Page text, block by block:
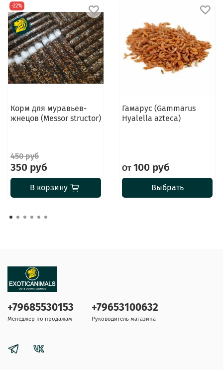
-22%
Корм для муравьев-
жнецов (Messor structor)
450 руб
350 руб
В корзину
Гамарус (Gammarus
Hyalella azteca)
От100 руб
Выбрать
+79685530153
Менеджер по продажам
+79653100632
Руководитель магазина